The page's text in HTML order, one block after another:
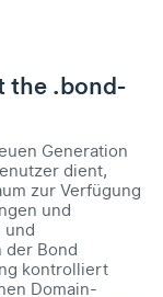
the .bond-
Generation
dient,
zur Verfügung
und
und
der Bond
kontrolliert
Domain-